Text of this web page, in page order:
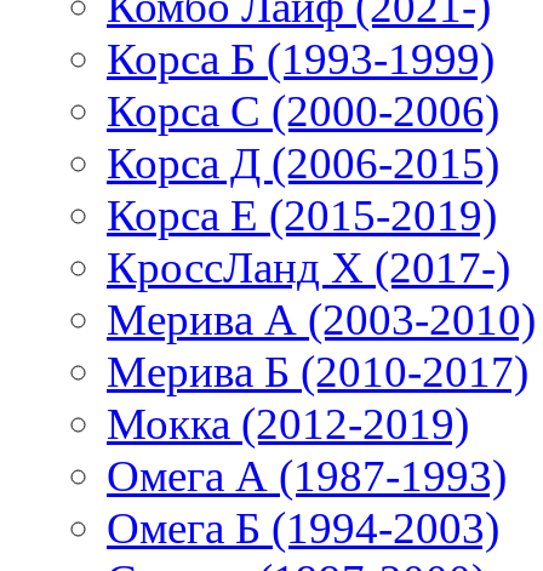
Корса Б (1993-1999)
Корса С (2000-2006)
Корса Д (2006-2015)
Корса E (2015-2019)
КроссЛанд X (2017-)
Мерива А (2003-2010)
Мерива Б (2010-2017)
Мокка (2012-2019)
Омега А (1987-1993)
Омега Б (1994-2003)